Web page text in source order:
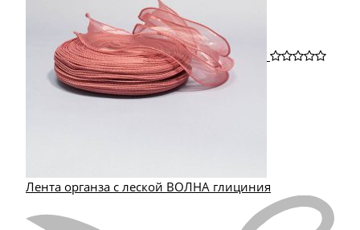
Лента органза с леской ВОЛНА глициния